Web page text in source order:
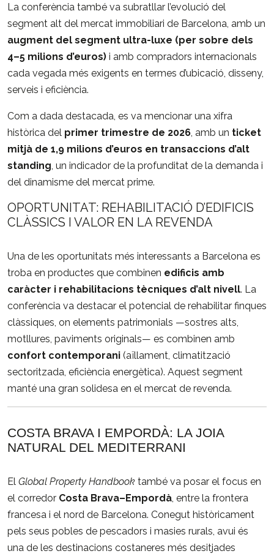
La conferència també va subratllar l’evolució del
segment alt del mercat immobiliari de Barcelona, amb un
augment del segment ultra-luxe (per sobre dels
4–5 milions d’euros) i amb compradors internacionals
cada vegada més exigents en termes d’ubicació, disseny,
serveis i eficiència.
Com a dada destacada, es va mencionar una xifra
històrica del primer trimestre de 2026, amb un ticket
mitjà de 1,9 milions d’euros en transaccions d’alt
standing, un indicador de la profunditat de la demanda i
del dinamisme del mercat prime.
OPORTUNITAT: REHABILITACIÓ D’EDIFICIS
CLÀSSICS I VALOR EN LA REVENDA
Una de les oportunitats més interessants a Barcelona es
troba en productes que combinen edificis amb
caràcter i rehabilitacions tècniques d’alt nivell. La
conferència va destacar el potencial de rehabilitar finques
clàssiques, on elements patrimonials —sostres alts,
motllures, paviments originals— es combinen amb
confort contemporani (aïllament, climatització
sectoritzada, eficiència energètica). Aquest segment
manté una gran solidesa en el mercat de revenda.
COSTA BRAVA I EMPORDÀ: LA JOIA
NATURAL DEL MEDITERRANI
El Global Property Handbook també va posar el focus en
el corredor Costa Brava–Empordà, entre la frontera
francesa i el nord de Barcelona. Conegut històricament
pels seus pobles de pescadors i masies rurals, avui és
una de les destinacions costaneres més desitjades